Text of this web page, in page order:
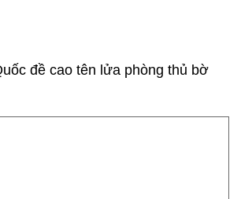
đề cao tên lửa phòng thủ bờ